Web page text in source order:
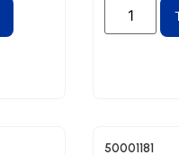
50001181